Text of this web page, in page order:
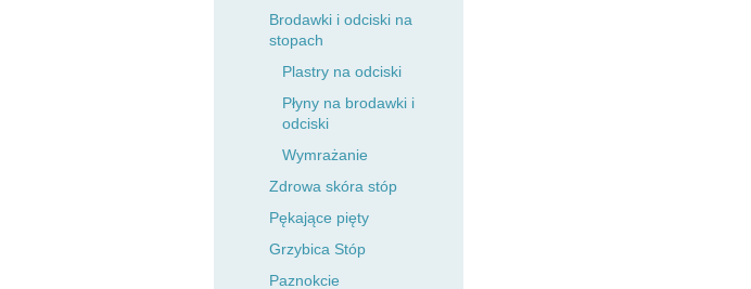
Brodawki i odciski na
stopach
Plastry na odciski
Płyny na brodawki i
odciski
Wymrażanie
Zdrowa skóra stóp
Pękające pięty
Grzybica Stóp
Paznokcie